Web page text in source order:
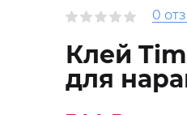
0
Клей
для